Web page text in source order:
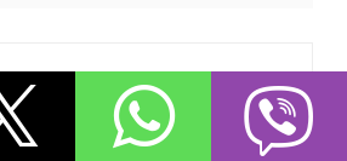
Наступний запис